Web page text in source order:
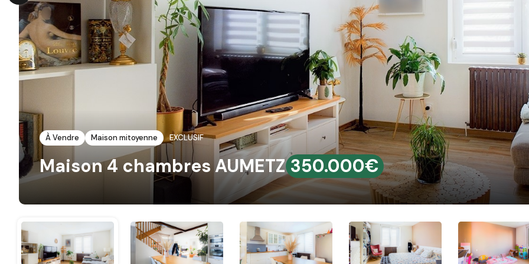
À Vendre Maison mitoyenne EXCLUSIF
Maison 4 chambres AUMETZ 350.000€